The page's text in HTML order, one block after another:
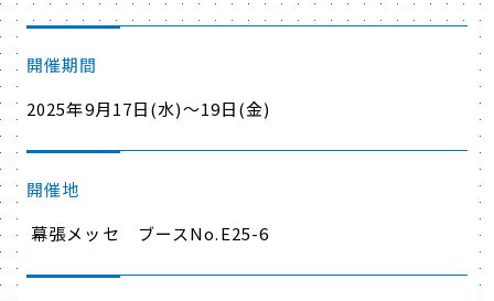
開催期間
2025年9月17日(水)～19日(金)
開催地
幕張メッセ ブースNo.E25-6